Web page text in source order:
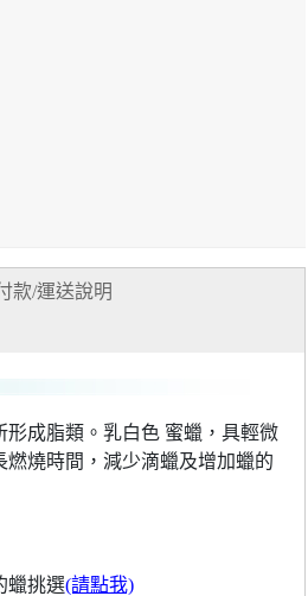
款/運送說明
形成脂類。乳白色 蜜蠟，具輕微
燃燒時間，減少滴蠟及增加蠟的
蠟挑選(請點我)